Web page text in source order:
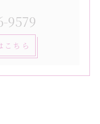
9579
こちら